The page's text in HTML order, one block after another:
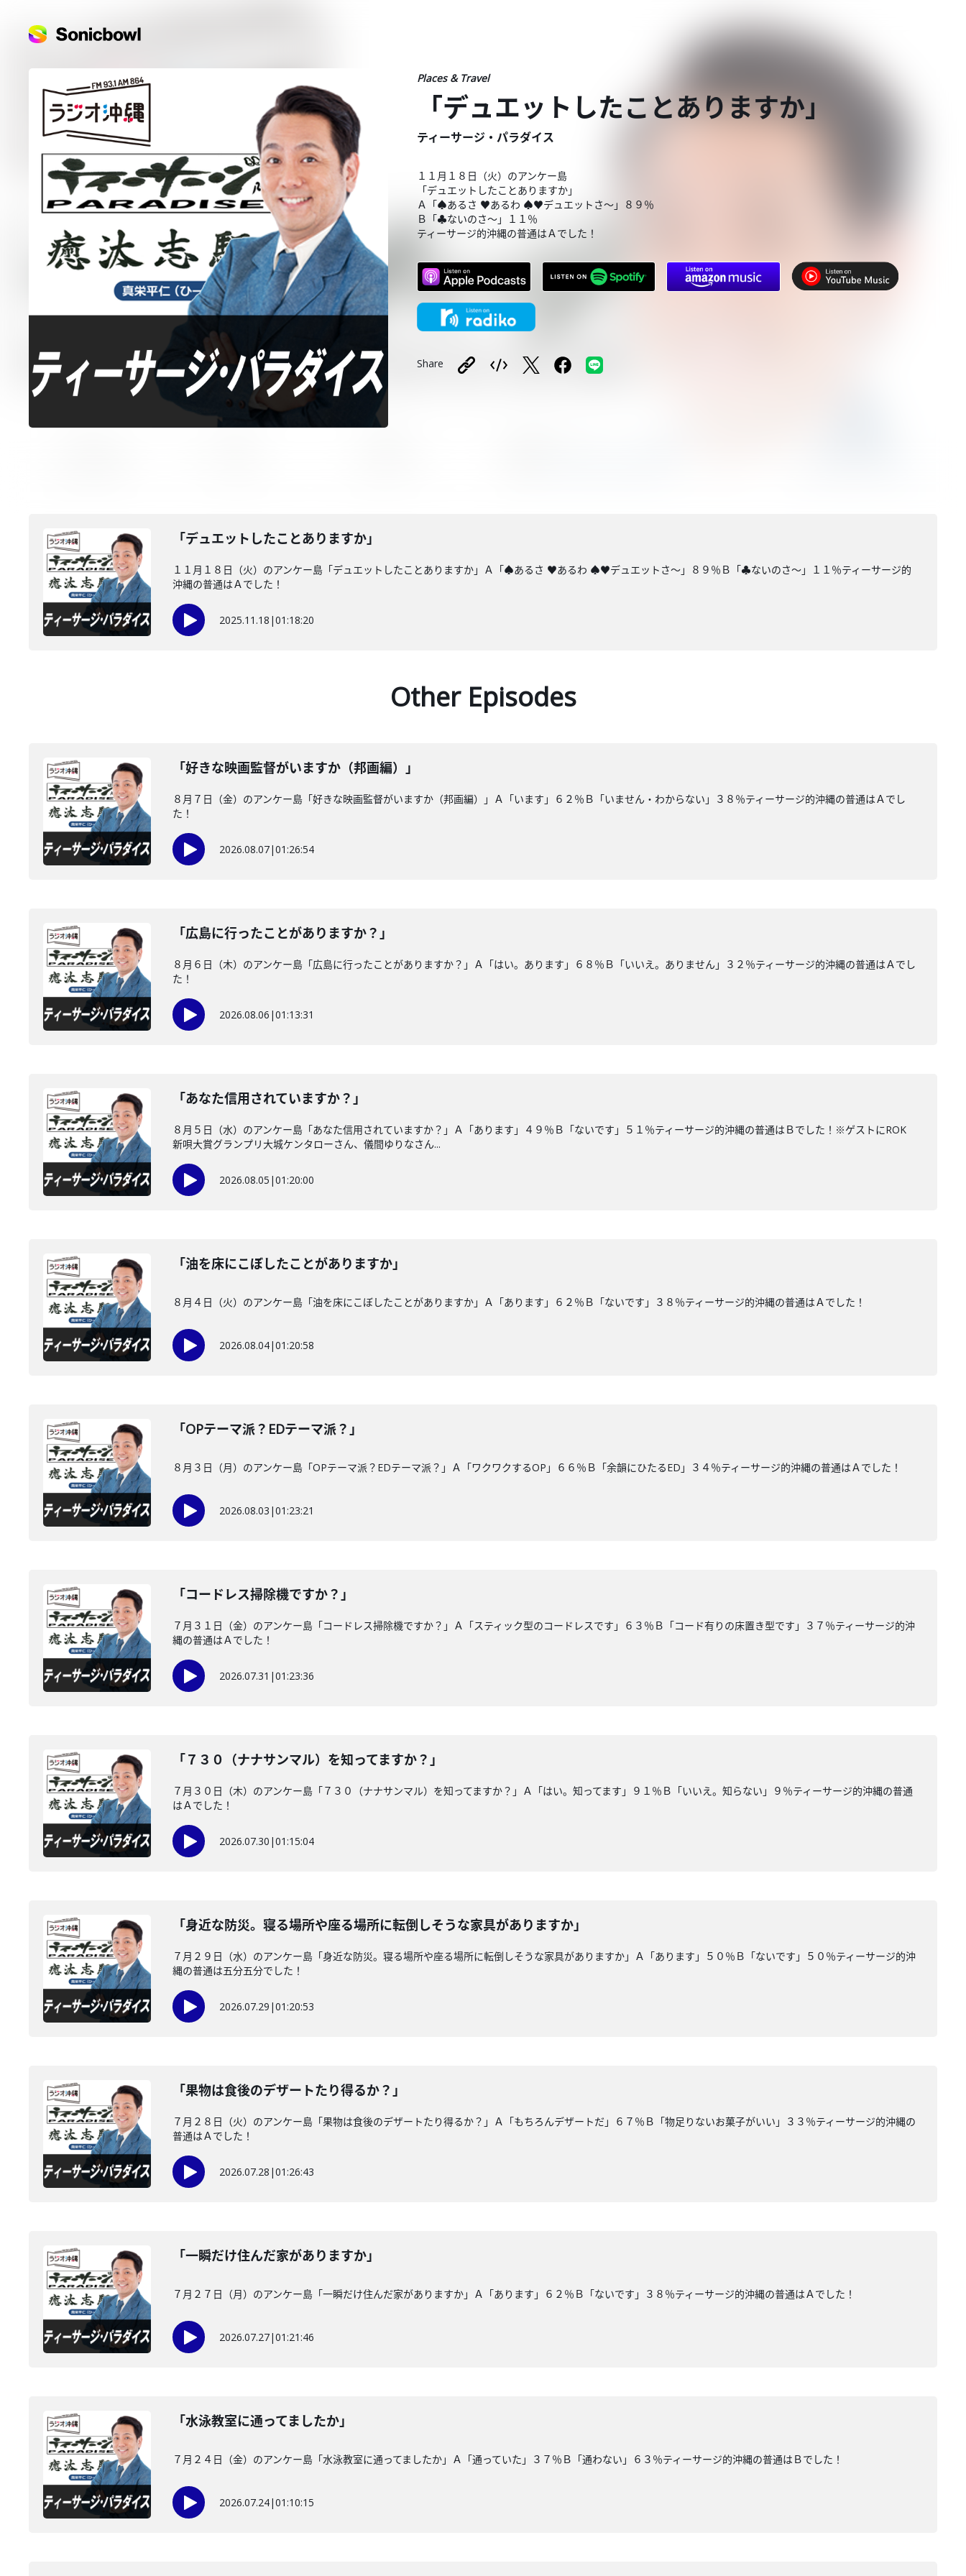
Places & Travel
「デュエットしたことありますか」
ティーサージ・パラダイス
１１月１８日（火）のアンケー島
「デュエットしたことありますか」
Ａ「♠あるさ ♥あるわ ♠♥デュエットさ〜」８９％
Ｂ「♣ないのさ〜」１１％
ティーサージ的沖縄の普通はＡでした！
Share
「デュエットしたことありますか」
１１月１８日（火）のアンケー島「デュエットしたことありますか」Ａ「♠あるさ ♥あるわ ♠♥デュエットさ〜」８９％Ｂ「♣ないのさ〜」１１％ティーサージ的
沖縄の普通はＡでした！
2025.11.18 |01:18:20
Other Episodes
「好きな映画監督がいますか（邦画編）」
８月７日（金）のアンケー島「好きな映画監督がいますか（邦画編）」Ａ「います」６２％Ｂ「いません・わからない」３８％ティーサージ的沖縄の普通はＡでし
た！
2026.08.07|01:26:54
「広島に行ったことがありますか？」
８月６日（木）のアンケー島「広島に行ったことがありますか？」Ａ「はい。あります」６８％Ｂ「いいえ。ありません」３２％ティーサージ的沖縄の普通はＡでし
た！
2026.08.06 |01:13:31
「あなた信用されていますか？」
８月５日（水）のアンケー島「あなた信用されていますか？」Ａ「あります」４９％Ｂ「ないです」５１％ティーサージ的沖縄の普通はＢでした！※ゲストにROK
新唄大賞グランプリ大城ケンタローさん、儀間ゆりなさん...
2026.08.05 |01:20:00
「油を床にこぼしたことがありますか」
８月４日（火）のアンケー島「油を床にこぼしたことがありますか」Ａ「あります」６２％Ｂ「ないです」３８％ティーサージ的沖縄の普通はＡでした！
2026.08.04|01:20:58
「OPテーマ派？EDテーマ派？」
８月３日（月）のアンケー島「OPテーマ派？EDテーマ派？」Ａ「ワクワクするOP」６６％Ｂ「余韻にひたるED」３４％ティーサージ的沖縄の普通はＡでした！
2026.08.03 |01:23:21
「コードレス掃除機ですか？」
７月３１日（金）のアンケー島「コードレス掃除機ですか？」Ａ「スティック型のコードレスです」６３％Ｂ「コード有りの床置き型です」３７％ティーサージ的沖
縄の普通はＡでした！
2026.07.31 |01:23:36
「７３０（ナナサンマル）を知ってますか？」
７月３０日（木）のアンケー島「７３０（ナナサンマル）を知ってますか？」Ａ「はい。知ってます」９１％Ｂ「いいえ。知らない」９％ティーサージ的沖縄の普通
はＡでした！
2026.07.30 |01:15:04
「身近な防災。寝る場所や座る場所に転倒しそうな家具がありますか」
７月２９日（水）のアンケー島「身近な防災。寝る場所や座る場所に転倒しそうな家具がありますか」Ａ「あります」５０％Ｂ「ないです」５０％ティーサージ的沖
縄の普通は五分五分でした！
2026.07.29 |01:20:53
「果物は食後のデザートたり得るか？」
７月２８日（火）のアンケー島「果物は食後のデザートたり得るか？」Ａ「もちろんデザートだ」６７％Ｂ「物足りないお菓子がいい」３３％ティーサージ的沖縄の
普通はＡでした！
2026.07.28 |01:26:43
「一瞬だけ住んだ家がありますか」
７月２７日（月）のアンケー島「一瞬だけ住んだ家がありますか」Ａ「あります」６２％Ｂ「ないです」３８％ティーサージ的沖縄の普通はＡでした！
2026.07.27|01:21:46
「水泳教室に通ってましたか」
７月２４日（金）のアンケー島「水泳教室に通ってましたか」Ａ「通っていた」３７％Ｂ「通わない」６３％ティーサージ的沖縄の普通はＢでした！
2026.07.24|01:10:15